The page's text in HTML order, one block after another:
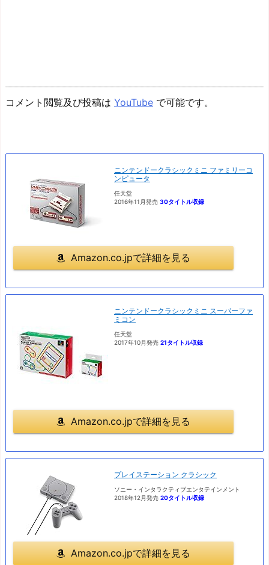
コメント閲覧及び投稿は YouTube で可能です。
ニンテンドークラシックミニ ファミリーコ
ンピュータ
任天堂
2016年11月発売 30タイトル収録
Amazon.co.jpで詳細を見る
ニンテンドークラシックミニ スーパーファ
ミコン
任天堂
2017年10月発売 21タイトル収録
Amazon.co.jpで詳細を見る
プレイステーション クラシック
ソニー・インタラクティブエンタテインメント
2018年12月発売 20タイトル収録
Amazon.co.jpで詳細を見る